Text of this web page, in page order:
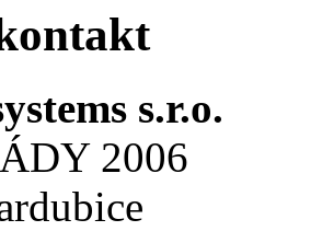
s.r.o.
2006